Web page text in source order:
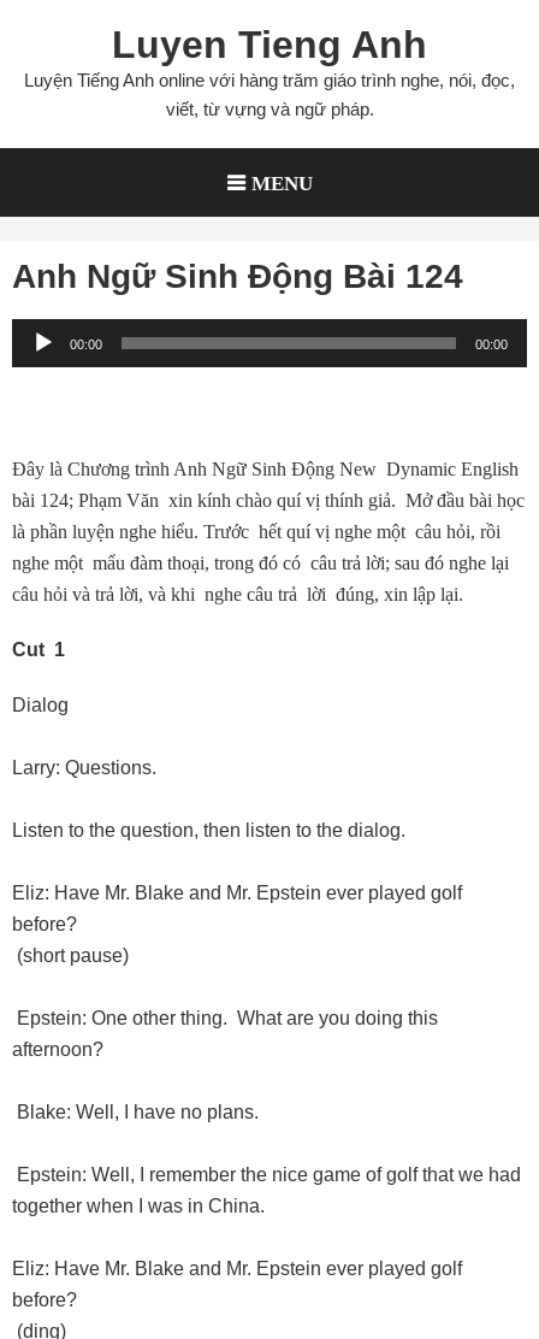
content
Luyen Tieng Anh
Luyện Tiếng Anh online với hàng trăm giáo trình nghe, nói, đọc,
viết, từ vựng và ngữ pháp.
MENU
Anh Ngữ Sinh Động Bài 124
Audio
Player
00:00 00:00
Ðây là Chương trình Anh Ngữ Sinh Ðộng New Dynamic English
bài 124; Phạm Văn xin kính chào quí vị thính giả. Mở đầu bài học
là phần luyện nghe hiểu. Trước hết quí vị nghe một câu hỏi, rồi
nghe một mẩu đàm thoại, trong đó có câu trả lời; sau đó nghe lại
câu hỏi và trả lời, và khi nghe câu trả lời đúng, xin lập lại.
Cut 1
Dialog
Larry: Questions.
Listen to the question, then listen to the dialog.
Eliz: Have Mr. Blake and Mr. Epstein ever played golf
before?
(short pause)
Epstein: One other thing. What are you doing this
afternoon?
Blake: Well, I have no plans.
Epstein: Well, I remember the nice game of golf that we had
together when I was in China.
Eliz: Have Mr. Blake and Mr. Epstein ever played golf
before?
(ding)